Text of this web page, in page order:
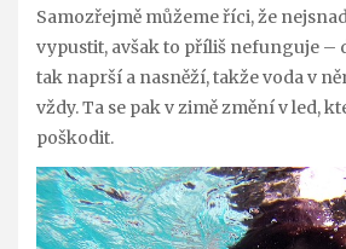
Samozřejmě můžeme říci, že
vypustit, avšak to příliš nefunguje –
tak naprší a nasněží, takže voda v
vždy. Ta se pak v zimě změní v led,
poškodit.